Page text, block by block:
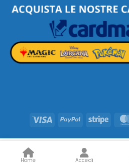
Visa PayPal Stripe
Home Accedi